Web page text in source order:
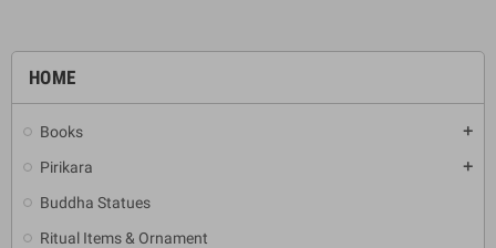
HOME
Books add
Pirikara add
Buddha Statues
Ritual Items & Ornament